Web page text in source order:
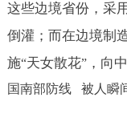
这些边境省份，采
倒灌；而在边境制
施“天女散花”，向
国南部防线 被人瞬